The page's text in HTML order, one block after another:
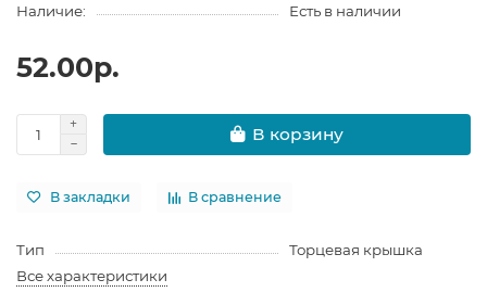
Наличие:
Есть в наличии
52.00р.
В корзину
В закладки В сравнение
Тип
Торцевая крышка
Все характеристики